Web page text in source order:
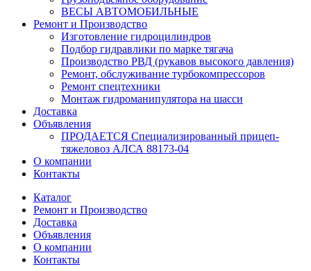
ВЕСЫ АВТОМОБИЛЬНЫЕ
Ремонт и Производство
Изготовление гидроцилиндров
Подбор гидравлики по марке тягача
Производство РВД (рукавов высокого давления)
Ремонт, обслуживание турбокомпрессоров
Ремонт спецтехники
Монтаж гидроманипулятора на шасси
Доставка
Объявления
ПРОДАЕТСЯ Специализированный прицеп-
тяжеловоз АЛСА 88173-04
О компании
Контакты
Каталог
Ремонт и Производство
Доставка
Объявления
О компании
Контакты